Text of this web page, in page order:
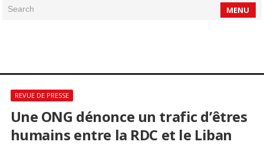
Search MENU
REVUE DE PRESSE
Une ONG dénonce un trafic d’êtres
humains entre la RDC et le Liban